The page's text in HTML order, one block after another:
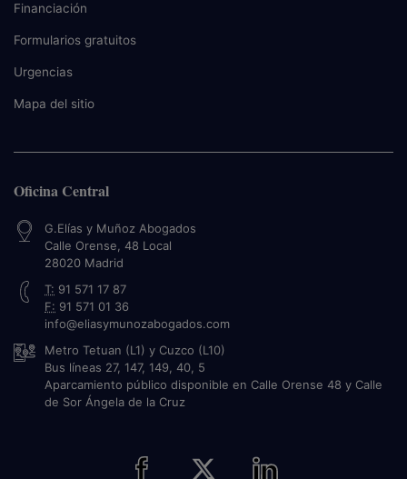
Financiación
Formularios gratuitos
Urgencias
Mapa del sitio
Oficina Central
G.Elías y Muñoz Abogados
Calle Orense, 48 Local
28020 Madrid
T: 91 571 17 87
F: 91 571 01 36
info@eliasymunozabogados.com
Metro Tetuan (L1) y Cuzco (L10)
Bus líneas 27, 147, 149, 40, 5
Aparcamiento público disponible en Calle Orense 48 y Calle
de Sor Ángela de la Cruz